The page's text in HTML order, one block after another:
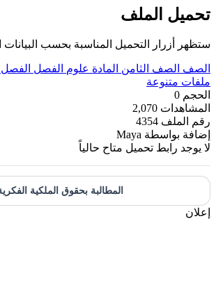
تحميل الملف
ستظهر أزرار التحميل المناسبة بحسب البيانات
الصف الصف الثامن المادة علوم الفصل الفصل
ملفات متنوعة
الحجم 0
المشاهدات 2,070
رقم الملف 4354
إضافة بواسطة Maya
لا يوجد رابط تحميل متاح حالياً
المطالبة بحقوق الملكية
إعلان